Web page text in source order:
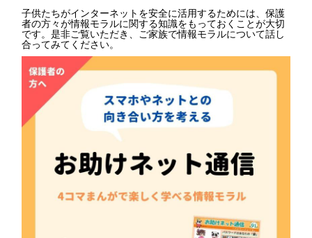
子供たちがインターネットを安全に活用するためには、保護
者の方々が情報モラルに関する知識をもっておくことが大切
です。是非ご覧いただき、ご家族で情報モラルについて話し
合ってみてください。